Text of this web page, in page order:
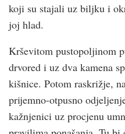
koji su stajali uz biljku i
joj hlad.
Krševitom pustopoljinom
drvored i uz dva kamena
kišnice. Potom raskrižje,
prijemno-otpusno
kažnjenici uz procjenu